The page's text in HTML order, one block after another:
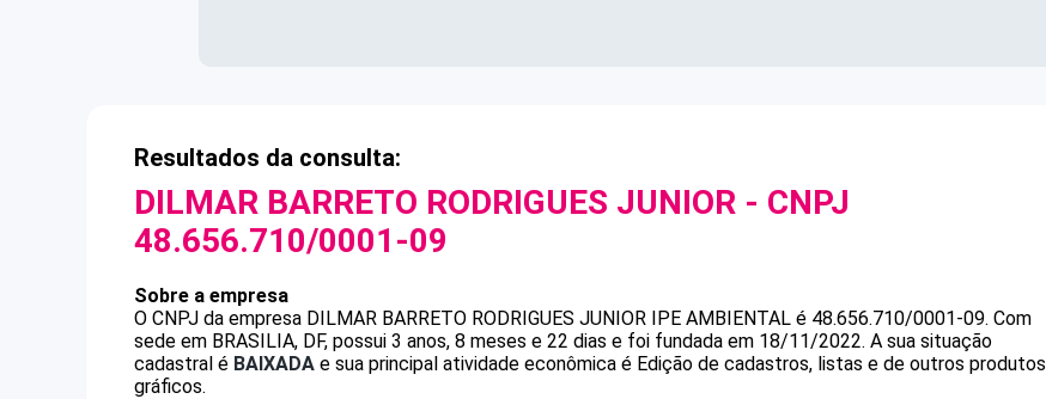
Resultados da consulta:
DILMAR BARRETO RODRIGUES JUNIOR - CNPJ
48.656.710/0001-09
Sobre a empresa
O CNPJ da empresa DILMAR BARRETO RODRIGUES JUNIOR IPE AMBIENTAL é 48.656.710/0001-09. Com
sede em BRASILIA, DF, possui 3 anos, 8 meses e 22 dias e foi fundada em 18/11/2022. A sua situação
cadastral é BAIXADA e sua principal atividade econômica é Edição de cadastros, listas e de outros produtos
gráficos.